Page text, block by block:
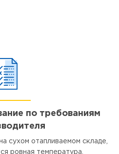
по требованиям
сухом отапливаемом складе,
ровная температура.